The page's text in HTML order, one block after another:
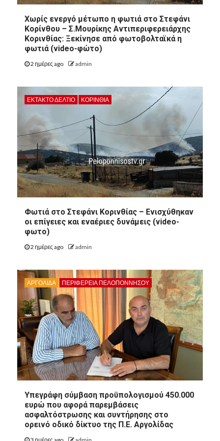
Χωρίς ενεργό μέτωπο η φωτιά στο Στεφάνι
Κορίνθου – Σ.Μουρίκης Αντιπεριφερειάρχης
Κορινθίας: Ξεκίνησε από φωτοβολταϊκά η
φωτιά (video-φώτο)
2 ημέρες ago admin
ΕΚΤΑΚΤΟ ΔΕΛΤΙΟ ΚΟΡΙΝΘΊΑ
Φωτιά στο Στεφάνι Κορινθίας – Ενισχύθηκαν
οι επίγειες και εναέριες δυνάμεις (video-
φωτο)
2 ημέρες ago admin
ΑΡΓΟΛΙΔΑ ΠΕΡΙΦΈΡΕΙΑ ΠΕΛΟΠΟΝΝΉΣΟΥ
Υπεγράφη σύμβαση προϋπολογισμού 450.000
ευρώ που αφορά παρεμβάσεις
ασφαλτόστρωσης και συντήρησης στο
ορεινό οδικό δίκτυο της Π.Ε. Αργολίδας
ΠΕΡΙΦΈΡΕΙΑ ΠΕΛΟΠΟΝΝΉΣΟΥ
ΠΟΛΙΤΙΣΜΌΣ
Άργος: Η Κατερίνα
Δημακοπούλου ομιλήτρια στο